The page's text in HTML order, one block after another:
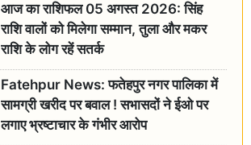
आज का राशिफल 05 अगस्त 2026: सिंह
राशि वालों को मिलेगा सम्मान, तुला और मकर
राशि के लोग रहें सतर्क
Fatehpur News: फतेहपुर नगर पालिका में
सामग्री खरीद पर बवाल ! सभासदों ने ईओ पर
लगाए भ्रष्टाचार के गंभीर आरोप